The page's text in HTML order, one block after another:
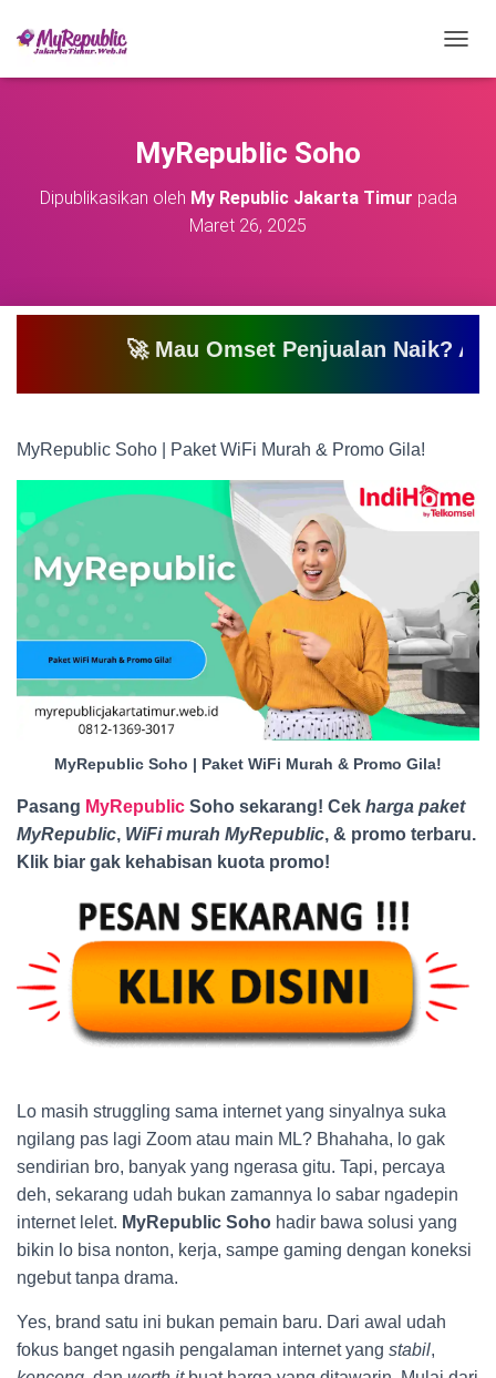
O
A
S
MyRepublic Soho
Dipublikasikan oleh My Republic Jakarta Timur pada
Maret 26, 2025
🚀 Mau Omset Penjualan Naik? Atau
MyRepublic Soho | Paket WiFi Murah & Promo Gila!
MyRepublic Soho | Paket WiFi Murah & Promo Gila!
Pasang MyRepublic Soho sekarang! Cek harga paket
MyRepublic, WiFi murah MyRepublic, & promo terbaru.
Klik biar gak kehabisan kuota promo!
Lo masih struggling sama internet yang sinyalnya suka
ngilang pas lagi Zoom atau main ML? Bhahaha, lo gak
sendirian bro, banyak yang ngerasa gitu. Tapi, percaya
deh, sekarang udah bukan zamannya lo sabar ngadepin
internet lelet. MyRepublic Soho hadir bawa solusi yang
bikin lo bisa nonton, kerja, sampe gaming dengan koneksi
ngebut tanpa drama.
Yes, brand satu ini bukan pemain baru. Dari awal udah
fokus banget ngasih pengalaman internet yang stabil,